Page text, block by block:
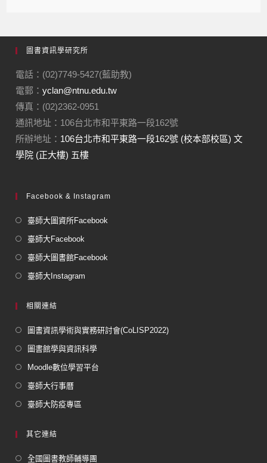
圖書資訊學研究所
電話：(02)7749-5427(藍助教)
電郵：yclan@ntnu.edu.tw
傳真：(02)2362-0951
通訊地址：106台北市和平東路一段162號
所辦地址： 106台北市和平東路一段162號 (校本部校區) 文
學院 (正大樓) 五樓
Facebook & Instagram
臺師大圖資所Facebook
臺師大Facebook
臺師大圖書館Facebook
臺師大Instagram
相關連結
圖書資訊學術與實務研討會(CoLISP2022)
圖書館學與資訊科學
Moodle數位學習平台
臺師大行事曆
臺師大防疫專區
其它連結
全國圖書教師輔導團